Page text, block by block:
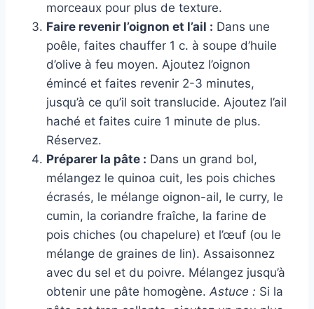
morceaux pour plus de texture.
Faire revenir l’oignon et l’ail : Dans une
poêle, faites chauffer 1 c. à soupe d’huile
d’olive à feu moyen. Ajoutez l’oignon
émincé et faites revenir 2-3 minutes,
jusqu’à ce qu’il soit translucide. Ajoutez l’ail
haché et faites cuire 1 minute de plus.
Réservez.
Préparer la pâte : Dans un grand bol,
mélangez le quinoa cuit, les pois chiches
écrasés, le mélange oignon-ail, le curry, le
cumin, la coriandre fraîche, la farine de
pois chiches (ou chapelure) et l’œuf (ou le
mélange de graines de lin). Assaisonnez
avec du sel et du poivre. Mélangez jusqu’à
obtenir une pâte homogène. Astuce : Si la